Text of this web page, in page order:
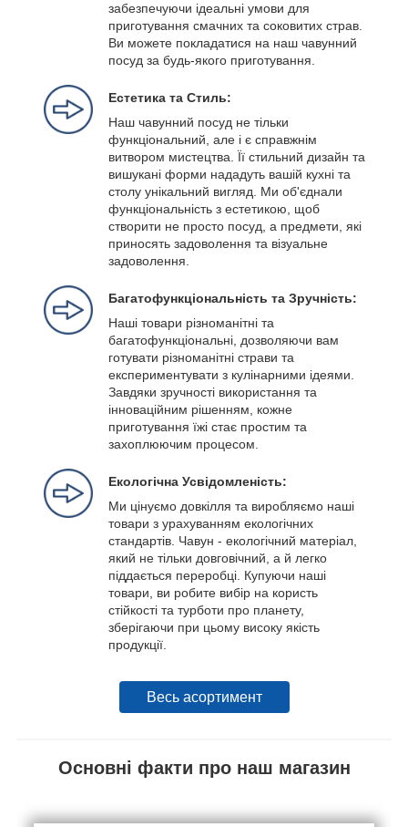
забезпечуючи ідеальні умови для
приготування смачних та соковитих страв.
Ви можете покладатися на наш чавунний
посуд за будь-якого приготування.
Естетика та Стиль:
Наш чавунний посуд не тільки
функціональний, але і є справжнім
витвором мистецтва. Її стильний дизайн та
вишукані форми нададуть вашій кухні та
столу унікальний вигляд. Ми об'єднали
функціональність з естетикою, щоб
створити не просто посуд, а предмети, які
приносять задоволення та візуальне
задоволення.
Багатофункціональність та Зручність:
Наші товари різноманітні та
багатофункціональні, дозволяючи вам
готувати різноманітні страви та
експериментувати з кулінарними ідеями.
Завдяки зручності використання та
інноваційним рішенням, кожне
приготування їжі стає простим та
захоплюючим процесом.
Екологічна Усвідомленість:
Ми цінуємо довкілля та виробляємо наші
товари з урахуванням екологічних
стандартів. Чавун - екологічний матеріал,
який не тільки довговічний, а й легко
піддається переробці. Купуючи наші
товари, ви робите вибір на користь
стійкості та турботи про планету,
зберігаючи при цьому високу якість
продукції.
Весь асортимент
Основні факти про наш магазин